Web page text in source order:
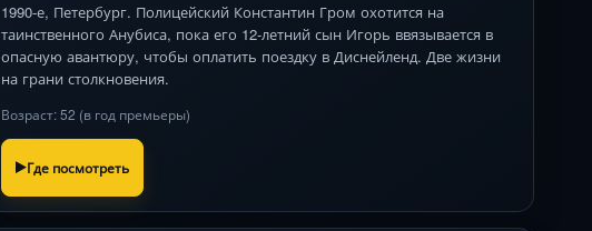
1990-е, Петербург. Полицейский Константин Гром охотится на
таинственного Анубиса, пока его 12-летний сын Игорь ввязывается в
опасную авантюру, чтобы оплатить поездку в Диснейленд. Две жизни
на грани столкновения.
Возраст: 52 (в год премьеры)
Где посмотреть